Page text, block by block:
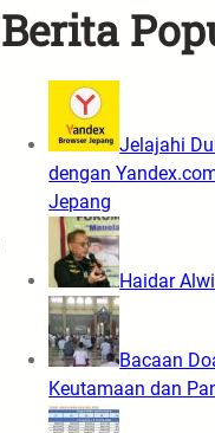
Berita
Jelajahi
dengan
Jepang
Haidar
Bacaan
Keutamaan dan